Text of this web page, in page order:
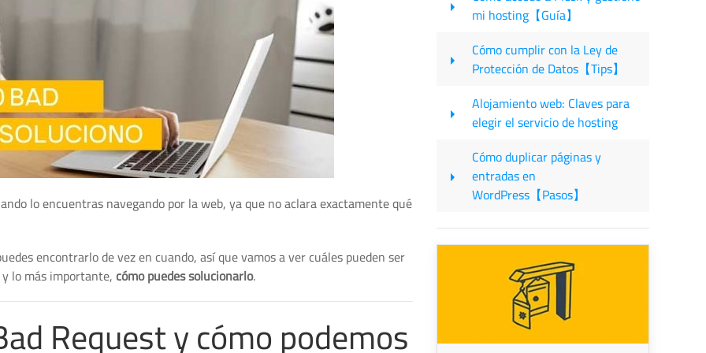
lo encuentras navegando por la web, ya que no aclara exactamente qué
encontrarlo de vez en cuando, así que vamos a ver cuáles pueden ser
lo más importante,cómo puedes solucionarlo.
Request y cómo podemos
mi hosting【Guía】
Cómo cumplir con la Ley de
Protección de Datos【Tips】
Alojamiento web: Claves para
elegir el servicio de hosting
Cómo duplicar páginas y
entradas en
WordPress【Pasos】